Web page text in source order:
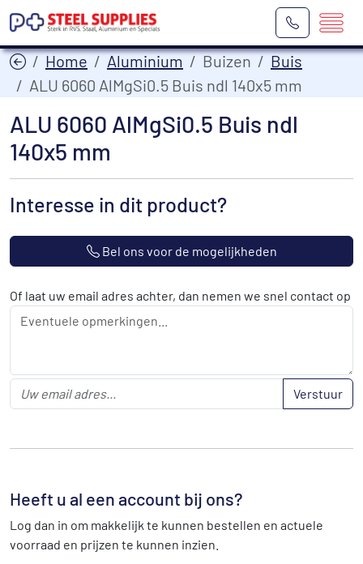
Home Aluminium Buizen
Buis
ALU 6060 AlMgSi0.5 Buis ndl 140x5 mm
ALU 6060 AlMgSi0.5 Buis ndl
140x5 mm
Interesse in dit product?
Bel ons voor de mogelijkheden
Of laat uw email adres achter, dan nemen we snel contact op
Verstuur
Heeft u al een account bij ons?
Log dan in om makkelijk te kunnen bestellen en actuele
voorraad en prijzen te kunnen inzien.